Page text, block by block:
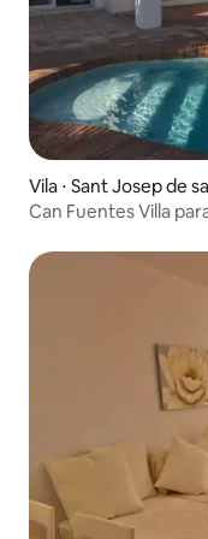
Vila ⋅ Sant Josep de
Can Fuentes Villa